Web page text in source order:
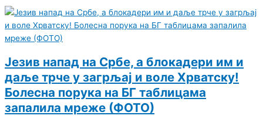
Језив напад на Србе, а блокадери им и
даље трче у загрљај и воле Хрватску!
Болесна порука на БГ таблицама
запалила мреже (ФОТО)